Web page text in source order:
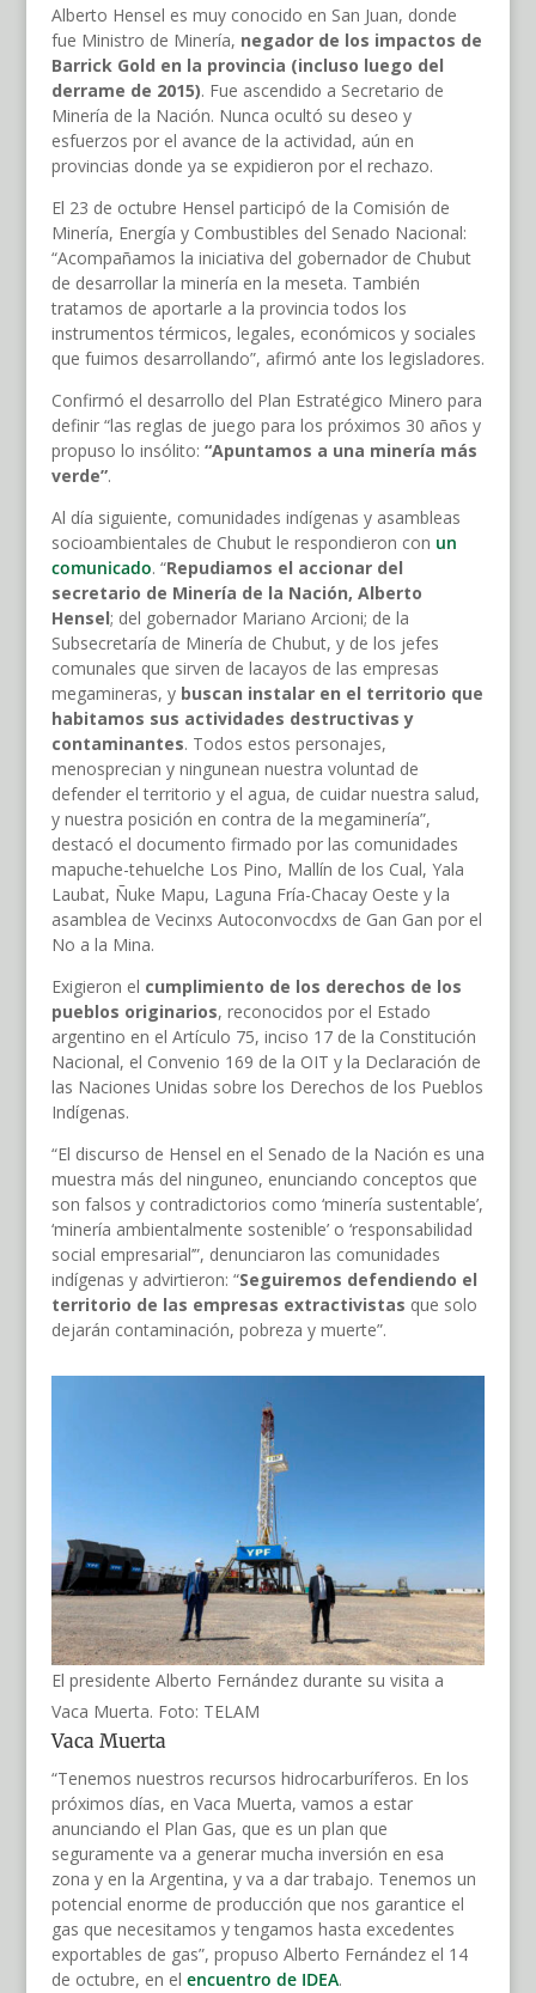
Alberto Hensel es muy conocido en San Juan, donde
fue Ministro de Minería, negador de los impactos de
Barrick Gold en la provincia (incluso luego del
derrame de 2015). Fue ascendido a Secretario de
Minería de la Nación. Nunca ocultó su deseo y
esfuerzos por el avance de la actividad, aún en
provincias donde ya se expidieron por el rechazo.
El 23 de octubre Hensel participó de la Comisión de
Minería, Energía y Combustibles del Senado Nacional:
“Acompañamos la iniciativa del gobernador de Chubut
de desarrollar la minería en la meseta. También
tratamos de aportarle a la provincia todos los
instrumentos térmicos, legales, económicos y sociales
que fuimos desarrollando”, afirmó ante los legisladores.
Confirmó el desarrollo del Plan Estratégico Minero para
definir “las reglas de juego para los próximos 30 años y
propuso lo insólito: “Apuntamos a una minería más
verde”.
Al día siguiente, comunidades indígenas y asambleas
socioambientales de Chubut le respondieron con un
comunicado. “Repudiamos el accionar del
secretario de Minería de la Nación, Alberto
Hensel; del gobernador Mariano Arcioni; de la
Subsecretaría de Minería de Chubut, y de los jefes
comunales que sirven de lacayos de las empresas
megamineras, y buscan instalar en el territorio que
habitamos sus actividades destructivas y
contaminantes. Todos estos personajes,
menosprecian y ningunean nuestra voluntad de
defender el territorio y el agua, de cuidar nuestra salud,
y nuestra posición en contra de la megaminería”,
destacó el documento firmado por las comunidades
mapuche-tehuelche Los Pino, Mallín de los Cual, Yala
Laubat, Ñuke Mapu, Laguna Fría-Chacay Oeste y la
asamblea de Vecinxs Autoconvocdxs de Gan Gan por el
No a la Mina.
Exigieron el cumplimiento de los derechos de los
pueblos originarios, reconocidos por el Estado
argentino en el Artículo 75, inciso 17 de la Constitución
Nacional, el Convenio 169 de la OIT y la Declaración de
las Naciones Unidas sobre los Derechos de los Pueblos
Indígenas.
“El discurso de Hensel en el Senado de la Nación es una
muestra más del ninguneo, enunciando conceptos que
son falsos y contradictorios como ‘minería sustentable’,
‘minería ambientalmente sostenible’ o ‘responsabilidad
social empresarial’”, denunciaron las comunidades
indígenas y advirtieron: “Seguiremos defendiendo el
territorio de las empresas extractivistas que solo
dejarán contaminación, pobreza y muerte”.
El presidente Alberto Fernández durante su visita a
Vaca Muerta. Foto: TELAM
Vaca Muerta
“Tenemos nuestros recursos hidrocarburíferos. En los
próximos días, en Vaca Muerta, vamos a estar
anunciando el Plan Gas, que es un plan que
seguramente va a generar mucha inversión en esa
zona y en la Argentina, y va a dar trabajo. Tenemos un
potencial enorme de producción que nos garantice el
gas que necesitamos y tengamos hasta excedentes
exportables de gas”, propuso Alberto Fernández el 14
de octubre, en el encuentro de IDEA.